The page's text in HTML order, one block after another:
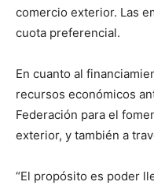
comercio exterior. Las
cuota preferencial.
En cuanto al
recursos económicos
Federación para el
exterior, y también a
“El propósito es poder